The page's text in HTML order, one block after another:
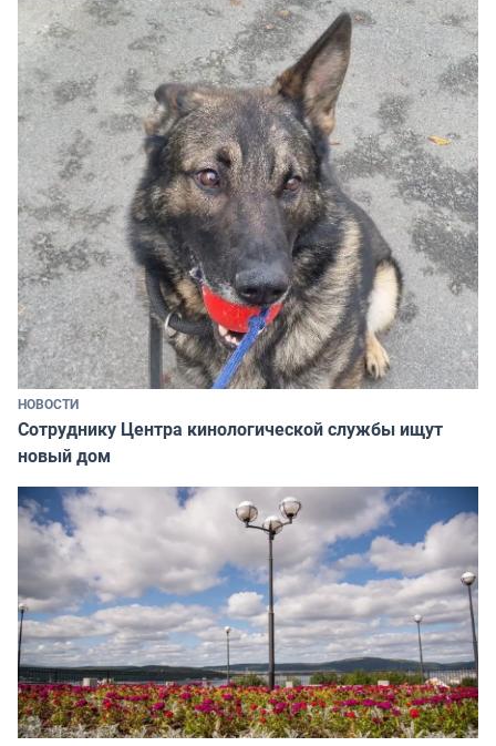
НОВОСТИ
Сотруднику Центра кинологической службы ищут
новый дом